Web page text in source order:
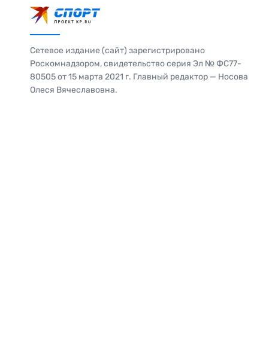
Сетевое издание (сайт) зарегистрировано
Роскомнадзором, свидетельство серия Эл № ФС77-
80505 от 15 марта 2021 г. Главный редактор — Носова
Олеся Вячеславовна.